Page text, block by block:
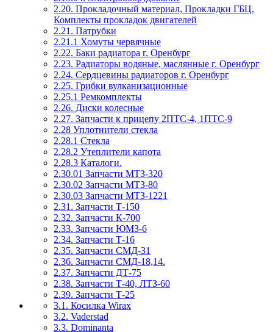
2.20. Прокладочный материал, Прокладки ГБЦ,
Комплекты прокладок двигателей
2.21. Патрубки
2.21.1 Хомуты червячные
2.22. Баки радиатора г. Оренбург
2.23. Радиаторы водяные, маслянные г. Оренбург
2.24. Сердцевины радиаторов г. Оренбург
2.25. Грибки вулканизационные
2.25.1 Ремкомплекты
2.26. Диски колесные
2.27. Запчасти к прицепу 2ПТС-4, 1ПТС-9
2.28 Уплотнители стекла
2.28.1 Стекла
2.28.2 Утеплители капота
2.28.3 Каталоги.
2.30.01 Запчасти МТЗ-320
2.30.02 Запчасти МТЗ-80
2.30.03 Запчасти МТЗ-1221
2.31. Запчасти Т-150
2.32. Запчасти К-700
2.33. Запчасти ЮМЗ-6
2.34. Запчасти Т-16
2.35. Запчасти СМД-31
2.36. Запчасти СМД-18,14.
2.37. Запчасти ДТ-75
2.38. Запчасти Т-40, ЛТЗ-60
2.39. Запчасти Т-25
3.1. Косилка Wirax
3.2. Vaderstad
3.3. Dominanta